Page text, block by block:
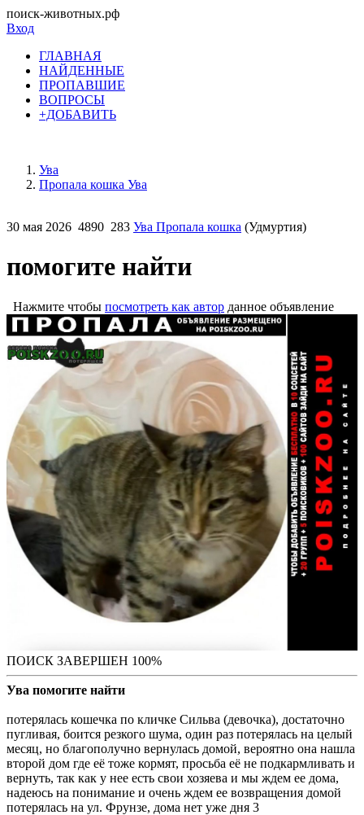
поиск-животных.рф
Вход
ГЛАВНАЯ
НАЙДЕННЫЕ
ПРОПАВШИЕ
ВОПРОСЫ
+ДОБАВИТЬ
Ува
Пропала кошка Ува
30 мая 2026 4890 283 Ува Пропала кошка (Удмуртия)
помогите найти
Нажмите чтобы посмотреть как автор данное объявление
ПОИСК ЗАВЕРШЕН 100%
Ува помогите найти
потерялась кошечка по кличке Сильва (девочка), достаточно
пугливая, боится резкого шума, один раз потерялась на целый
месяц, но благополучно вернулась домой, вероятно она нашла
второй дом где её тоже кормят, просьба её не подкармливать и
вернуть, так как у нее есть свои хозяева и мы ждем ее дома,
надеюсь на понимание и очень ждем ее возвращения домой
потерялась на ул. Фрунзе, дома нет уже дня 3